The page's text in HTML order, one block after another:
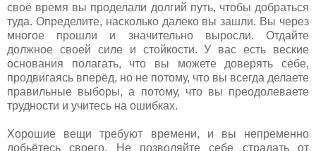
своё время вы проделали долгий путь, чтобы добраться
туда. Определите, насколько далеко вы зашли. Вы через
многое прошли и значительно выросли. Отдайте
должное своей силе и стойкости. У вас есть веские
основания полагать, что вы можете доверять себе,
продвигаясь вперёд, но не потому, что вы всегда делаете
правильные выборы, а потому, что вы преодолеваете
трудности и учитесь на ошибках.
Хорошие вещи требуют времени, и вы непременно
добьётесь своего. Не позволяйте себе страдать от